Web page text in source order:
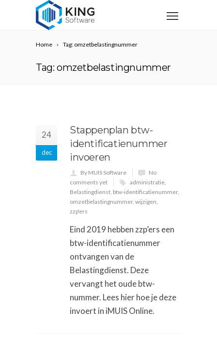
Home Tag: omzetbelastingnummer
Tag: omzetbelastingnummer
24
dec
Stappenplan btw-
identificatienummer
invoeren
By MUIS Software
No
comments yet
administratie,
Belastingdienst, btw-identificatienummer,
omzetbelastingnummer, wijzigen,
zzp'ers
Eind 2019 hebben zzp’ers een
btw-identificatienummer
ontvangen van de
Belastingdienst. Deze
vervangt het oude btw-
nummer. Lees hier hoe je deze
invoert in iMUIS Online.